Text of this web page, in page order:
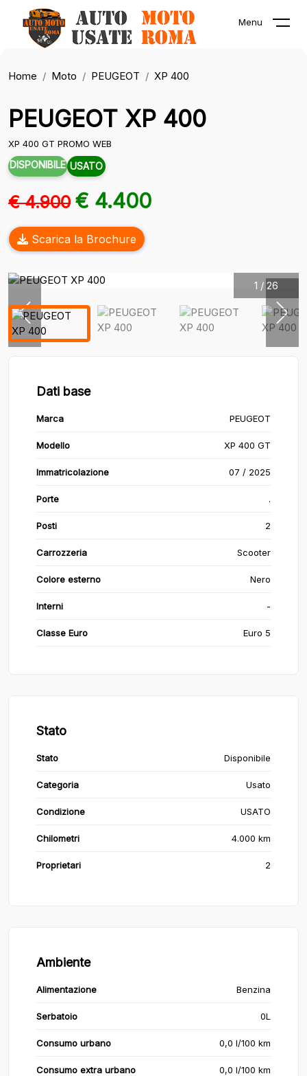
Menu
Home Moto PEUGEOT XP 400
PEUGEOT XP 400
XP 400 GT PROMO WEB
DISPONIBILE USATO
€ 4.900 € 4.400
Scarica la Brochure
1 / 26
Dati base
Marca PEUGEOT
Modello XP 400 GT
Immatricolazione 07 / 2025
Porte .
Posti 2
Carrozzeria Scooter
Colore esterno Nero
Interni -
Classe Euro Euro 5
Stato
Stato Disponibile
Categoria Usato
Condizione USATO
Chilometri 4.000 km
Proprietari 2
Ambiente
Alimentazione Benzina
Serbatoio 0L
Consumo urbano 0,0 l/100 km
Consumo extra urbano 0,0 l/100 km